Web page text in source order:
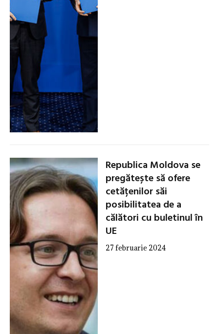
Republica Moldova se
pregătește să ofere
cetățenilor săi
posibilitatea de a
călători cu buletinul în
UE
27 februarie 2024